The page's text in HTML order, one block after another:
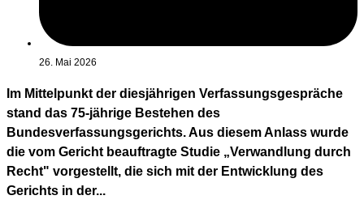
26. Mai 2026
Im Mittelpunkt der diesjährigen Verfassungsgespräche
stand das 75-jährige Bestehen des
Bundesverfassungsgerichts. Aus diesem Anlass wurde
die vom Gericht beauftragte Studie „Verwandlung durch
Recht" vorgestellt, die sich mit der Entwicklung des
Gerichts in der...